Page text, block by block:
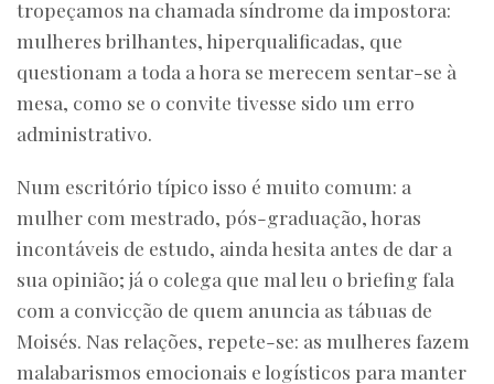
tropeçamos na chamada síndrome da impostora:
mulheres brilhantes, hiperqualificadas, que
questionam a toda a hora se merecem sentar-se à
mesa, como se o convite tivesse sido um erro
administrativo.
Num escritório típico isso é muito comum: a
mulher com mestrado, pós-graduação, horas
incontáveis de estudo, ainda hesita antes de dar a
sua opinião; já o colega que mal leu o briefing fala
com a convicção de quem anuncia as tábuas de
Moisés. Nas relações, repete-se: as mulheres fazem
malabarismos emocionais e logísticos para manter